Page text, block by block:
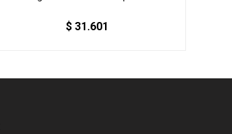
$ 31.601